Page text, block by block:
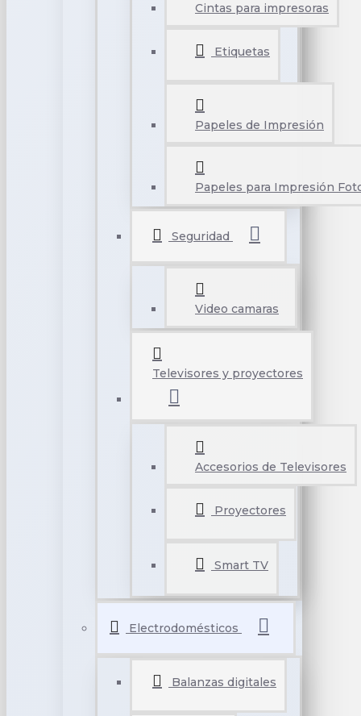
Cintas para impresoras
Etiquetas
Papeles de Impresión
Papeles para Impresión
Seguridad
Video camaras
Televisores y proyectores
Accesorios de Televisores
Proyectores
Smart TV
Electrodomésticos
Balanzas digitales